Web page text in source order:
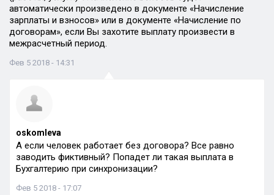
автоматически произведено в документе «Начисление
зарплаты и взносов» или в документе «Начисление по
договорам», если Вы захотите выплату произвести в
межрасчетный период.
Фев 5 2018 - 14:31
oskomleva
А если человек работает без договора? Все равно
заводить фиктивный? Попадет ли такая выплата в
Бухгалтерию при синхронизации?
Фев 5 2018 - 17:07